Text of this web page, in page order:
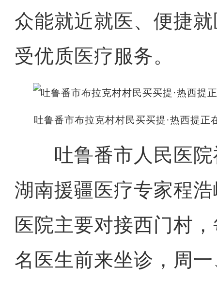
众能就近就医、便捷
受优质医疗服务。
吐鲁番市布拉克村村民买买提·热西提
吐鲁番市人民医院
湖南援疆医疗专家程
医院主要对接西门村
名医生前来坐诊，周